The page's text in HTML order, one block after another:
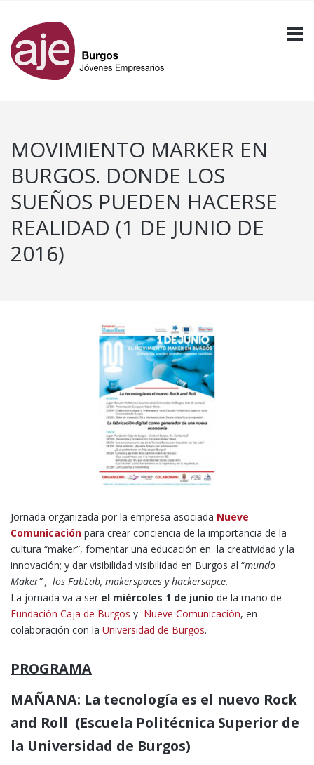
MOVIMIENTO MARKER EN
BURGOS. DONDE LOS
SUEÑOS PUEDEN HACERSE
REALIDAD (1 DE JUNIO DE
2016)
Jornada organizada por la empresa asociada Nueve
Comunicación para crear conciencia de la importancia de la
cultura “maker”, fomentar una educación en la creatividad y la
innovación; y dar visibilidad visibilidad en Burgos al “mundo
Maker” , los FabLab, makerspaces y hackersapce.
La jornada va a ser el miércoles 1 de junio de la mano de
Fundación Caja de Burgos y Nueve Comunicación, en
colaboración con la Universidad de Burgos.
PROGRAMA
MAÑANA: La tecnología es el nuevo Rock
and Roll (Escuela Politécnica Superior de
la Universidad de Burgos)